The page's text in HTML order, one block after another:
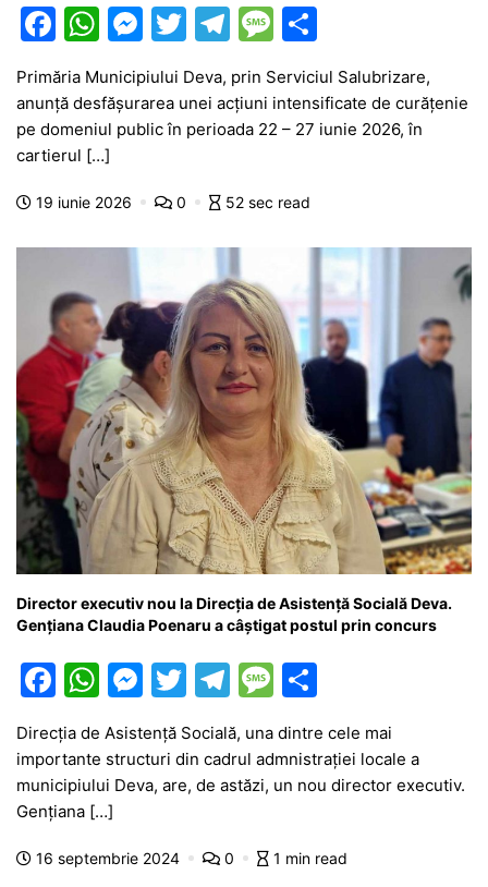
F
c
e
b
o
W
at
s
A
p
M
s
s
n
T
itt
er
T
e
gr
m
M
s
s
g
ta
je
Primăria Municipiului Deva, prin Serviciul Salubrizare,
anunță desfășurarea unei acțiuni intensificate de curățenie
pe domeniul public în perioada 22 – 27 iunie 2026, în
cartierul […]
19 iunie 2026 0 52 sec read
Director executiv nou la Direcția de Asistență Socială Deva.
Gențiana Claudia Poenaru a câștigat postul prin concurs
F
c
e
b
o
W
at
s
A
p
M
s
s
n
T
itt
er
T
e
gr
m
M
s
s
g
ta
je
z
Direcția de Asistență Socială, una dintre cele mai
importante structuri din cadrul admnistrației locale a
municipiului Deva, are, de astăzi, un nou director executiv.
Gențiana […]
16 septembrie 2024 0 1 min read